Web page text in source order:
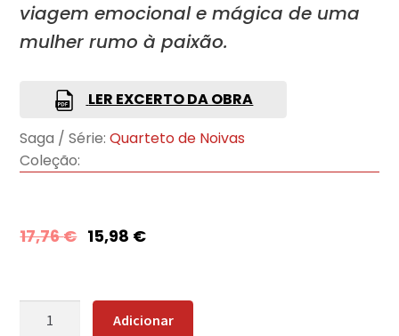
viagem emocional e mágica de uma
mulher rumo à paixão.
LER EXCERTO DA OBRA
Saga / Série: Quarteto de Noivas
Coleção:
17,76€ 15,98 €
Quantidade
Adicionar